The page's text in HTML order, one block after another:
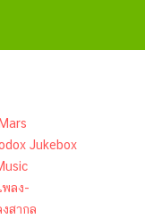
Jukebox
พลง-
งสากล